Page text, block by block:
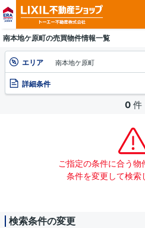
南本地ケ原町の売買物件情報一覧
エリア 南本地ケ原町
詳細条件
0 件
ご指定の条件に合う物
条件を変更して検索
検索条件の変更